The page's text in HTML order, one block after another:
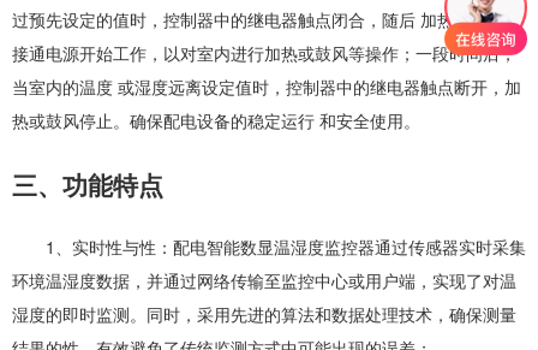
过预先设定的值时，控制器中的继电器触点闭合，随后 加热器或风扇
接通电源开始工作，以对室内进行加热或鼓风等操作；一段时间后，
当室内的温度 或湿度远离设定值时，控制器中的继电器触点断开，加
热或鼓风停止。确保配电设备的稳定运行 和安全使用。
三、功能特点
1、实时性与性：配电智能数显温湿度监控器通过传感器实时采集
环境温湿度数据，并通过网络传输至监控中心或用户端，实现了对温
湿度的即时监测。同时，采用先进的算法和数据处理技术，确保测量